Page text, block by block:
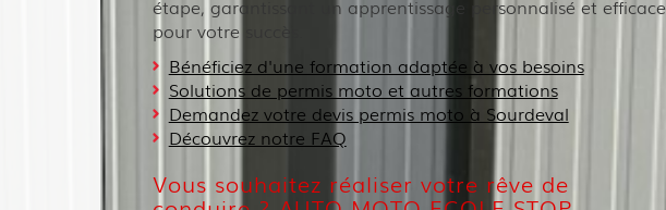
étape, garantissant un apprentissage personnalisé et efficace
pour votre succès.
Bénéficiez d'une formation adaptée à vos besoins
Solutions de permis moto et autres formations
Demandez votre devis permis moto à Sourdeval
Découvrez notre FAQ
Vous souhaitez réaliser votre rêve de